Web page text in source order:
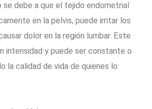
debe a que el tejido endometrial
en la pelvis, puede irritar los
dolor en la región lumbar. Este
intensidad y puede ser constante o
la calidad de vida de quienes lo